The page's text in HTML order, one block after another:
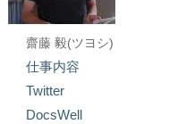
齋藤 毅(ツヨシ)
仕事内容
Twitter
DocsWell